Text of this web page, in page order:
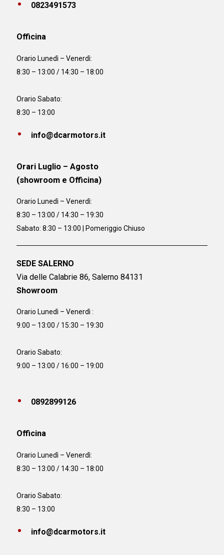
0823491573
Officina
Orario Lunedì – Venerdì:
8:30 – 13:00 / 14:30 – 18:00
Orario Sabato:
8:30 – 13:00
info@dcarmotors.it
Orari Luglio – Agosto
(showroom e Officina)
Orario Lunedì – Venerdì:
8:30 – 13:00 / 14:30 – 19:30
Sabato: 8:30 – 13:00 | Pomeriggio Chiuso
SEDE SALERNO
Via delle Calabrie 86, Salerno 84131
Showroom
Orario Lunedì – Venerdì :
9:00 – 13:00 / 15:30 – 19:30
Orario Sabato:
9:00 – 13:00 / 16:00 – 19:00
0892899126
Officina
Orario Lunedì – Venerdì:
8:30 – 13:00 / 14:30 – 18:00
Orario Sabato:
8:30 – 13:00
info@dcarmotors.it